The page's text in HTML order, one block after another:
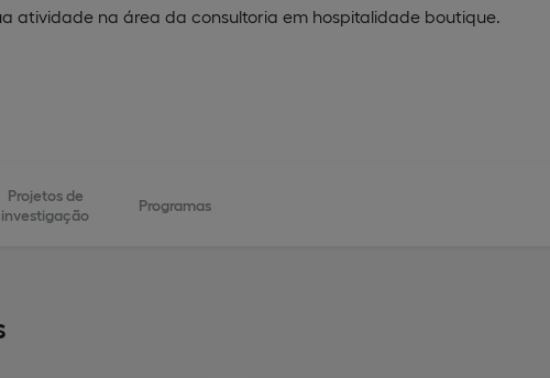
atividade na área da consultoria em hospitalidade boutique.
Projetos de
investigação
Programas